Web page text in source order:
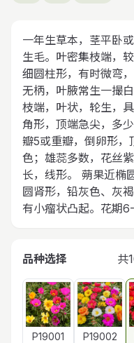
一年生草本，茎平卧
生毛。叶密集枝端，
细圆柱形，有时微弯
无柄，叶腋常生一撮
枝端，叶状，轮生，
角形，顶端急尖，多
瓣5或重瓣，倒卵形，
色；雄蕊多数，花丝
长，线形。 蒴果近椭
圆肾形，铅灰色、灰
有小瘤状凸起。花期6-
品种选择 共
P19001
P19002